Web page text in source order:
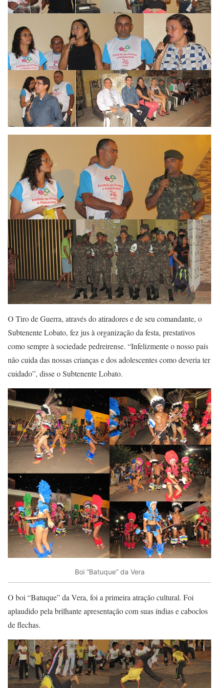
O Tiro de Guerra, através do atiradores e de seu comandante, o
Subtenente Lobato, fez jus à organização da festa, prestativos
como sempre à sociedade pedreirense. “Infelizmente o nosso país
não cuida das nossas crianças e dos adolescentes como deveria ter
cuidado”, disse o Subtenente Lobato.
Boi “Batuque” da Vera
O boi “Batuque” da Vera, foi a primeira atração cultural. Foi
aplaudido pela brilhante apresentação com suas índias e caboclos
de flechas.